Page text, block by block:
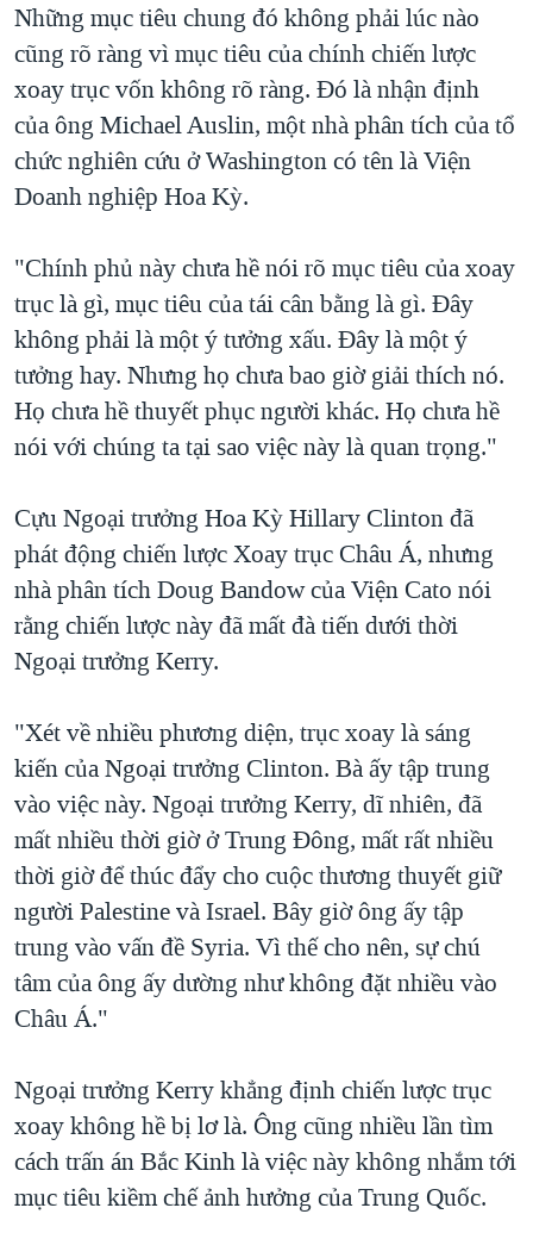
Những mục tiêu chung đó không phải lúc nào
cũng rõ ràng vì mục tiêu của chính chiến lược
xoay trục vốn không rõ ràng. Đó là nhận định
của ông Michael Auslin, một nhà phân tích của tổ
chức nghiên cứu ở Washington có tên là Viện
Doanh nghiệp Hoa Kỳ.
"Chính phủ này chưa hề nói rõ mục tiêu của xoay
trục là gì, mục tiêu của tái cân bằng là gì. Đây
không phải là một ý tưởng xấu. Đây là một ý
tưởng hay. Nhưng họ chưa bao giờ giải thích nó.
Họ chưa hề thuyết phục người khác. Họ chưa hề
nói với chúng ta tại sao việc này là quan trọng."
Cựu Ngoại trưởng Hoa Kỳ Hillary Clinton đã
phát động chiến lược Xoay trục Châu Á, nhưng
nhà phân tích Doug Bandow của Viện Cato nói
rằng chiến lược này đã mất đà tiến dưới thời
Ngoại trưởng Kerry.
"Xét về nhiều phương diện, trục xoay là sáng
kiến của Ngoại trưởng Clinton. Bà ấy tập trung
vào việc này. Ngoại trưởng Kerry, dĩ nhiên, đã
mất nhiều thời giờ ở Trung Đông, mất rất nhiều
thời giờ để thúc đẩy cho cuộc thương thuyết giữ
người Palestine và Israel. Bây giờ ông ấy tập
trung vào vấn đề Syria. Vì thế cho nên, sự chú
tâm của ông ấy dường như không đặt nhiều vào
Châu Á."
Ngoại trưởng Kerry khẳng định chiến lược trục
xoay không hề bị lơ là. Ông cũng nhiều lần tìm
cách trấn án Bắc Kinh là việc này không nhắm tới
mục tiêu kiềm chế ảnh hưởng của Trung Quốc.